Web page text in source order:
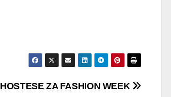
HOSTESE ZA FASHION WEEK